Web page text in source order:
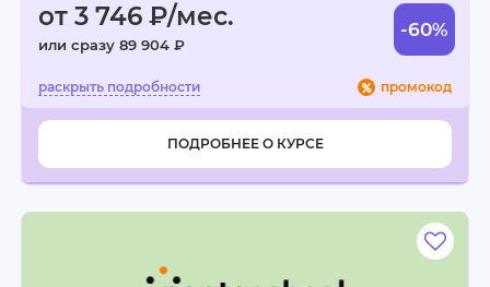
от 3 746 ₽/мес.
или сразу 89 904 ₽
-60%
промокод
ПОДРОБНЕЕ О КУРСЕ